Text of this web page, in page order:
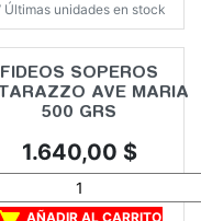
Últimas unidades en stock
FIDEOS SOPEROS
AVE MARIA
500 GRS
Precio
1.640,00 $
AÑADIR AL CARRITO